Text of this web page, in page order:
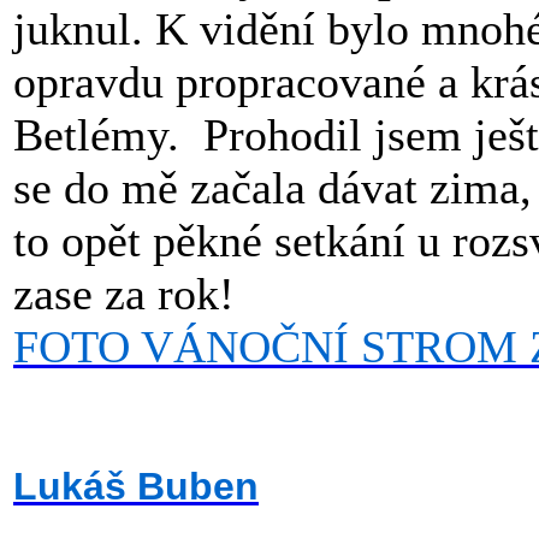
juknul. K vidění bylo
opravdu propracované a
Betlémy. Prohodil jsem
se do mě začala dávat
to opět pěkné setkání u
zase za rok!
FOTO VÁNOČNÍ STROM
Lukáš Buben